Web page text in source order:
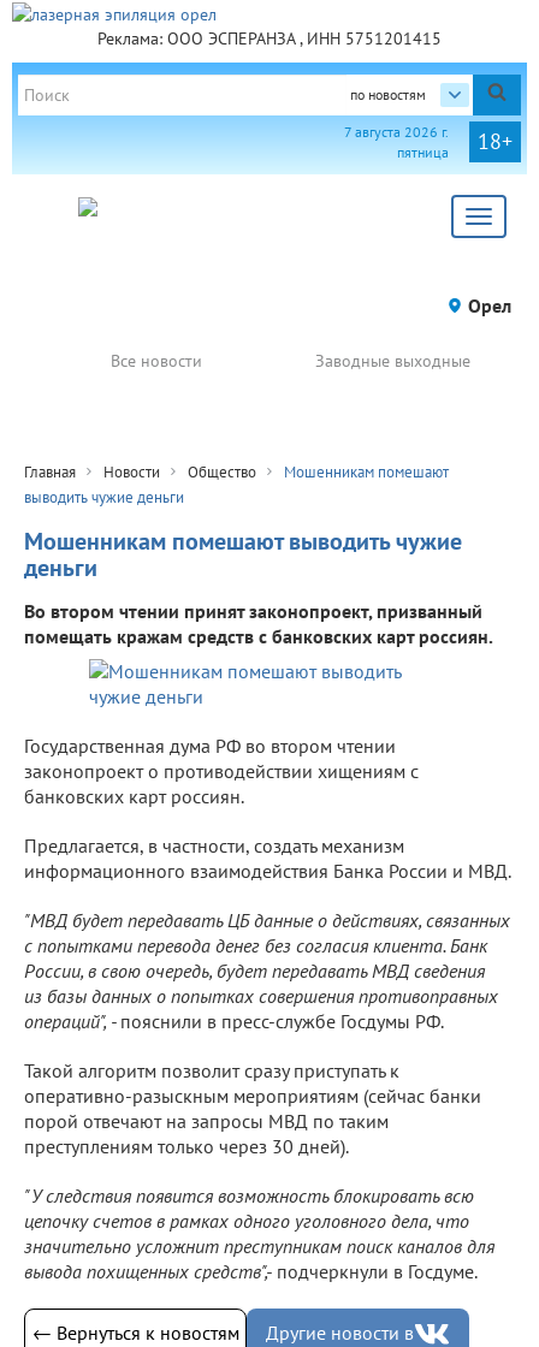
Реклама: ООО ЭСПЕРАНЗА , ИНН 5751201415
по новостям
18+
7 августа 2026 г.
пятница
Toggle
Орел
Все новости Заводные выходные
Главная Новости Общество
Мошенникам помешают
выводить чужие деньги
Мошенникам помешают выводить чужие
деньги
Во втором чтении принят законопроект, призванный
помещать кражам средств с банковских карт россиян.
Государственная дума РФ во втором чтении
законопроект о противодействии хищениям с
банковских карт россиян.
Предлагается, в частности, создать механизм
информационного взаимодействия Банка России и МВД.
"МВД будет передавать ЦБ данные о действиях, связанных
с попытками перевода денег без согласия клиента. Банк
России, в свою очередь, будет передавать МВД сведения
из базы данных о попытках совершения противоправных
операций", - пояснили в пресс-службе Госдумы РФ.
Такой алгоритм позволит сразу приступать к
оперативно-разыскным мероприятиям (сейчас банки
порой отвечают на запросы МВД по таким
преступлениям только через 30 дней).
"У следствия появится возможность блокировать всю
цепочку счетов в рамках одного уголовного дела, что
значительно усложнит преступникам поиск каналов для
вывода похищенных средств",- подчеркнули в Госдуме.
← Вернуться к новостям Другие новости в